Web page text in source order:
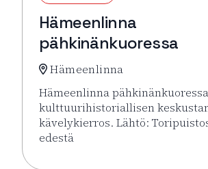
Hämeenlinna
pähkinänkuoressa
Hämeenlinna
Hämeenlinna
kulttuurihistoriallisen
kävelykierros. Lähtö:
edestä
Lue lisää tapahtumasta